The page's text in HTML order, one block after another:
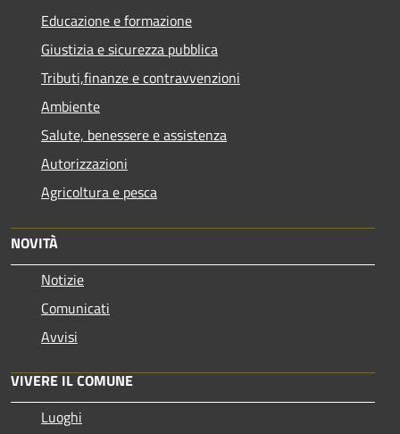
Educazione e formazione
Giustizia e sicurezza pubblica
Tributi,finanze e contravvenzioni
Ambiente
Salute, benessere e assistenza
Autorizzazioni
Agricoltura e pesca
NOVITÀ
Notizie
Comunicati
Avvisi
VIVERE IL COMUNE
Luoghi